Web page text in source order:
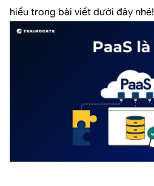
hiểu trong bài viết dưới đây nhé!